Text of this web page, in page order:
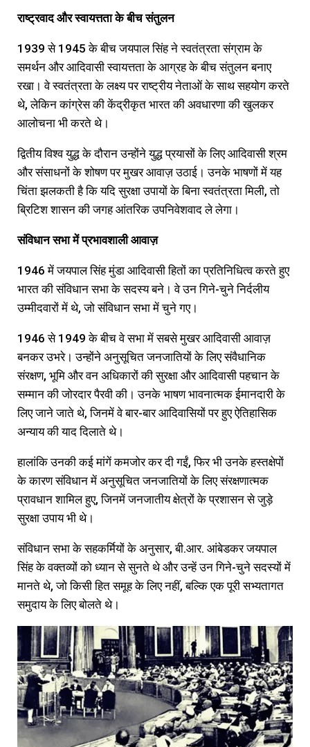
राष्ट्रवादऔरस्वायत्तताकेबीचसंतुलन
1939 से 1945 के बीच जयपाल सिंह ने स्वतंत्रता संग्राम के
समर्थन और आदिवासी स्वायत्तता के आग्रह के बीच संतुलन बनाए
रखा। वे स्वतंत्रता के लक्ष्य पर राष्ट्रीय नेताओं के साथ सहयोग करते
थे, लेकिन कांग्रेस की केंद्रीकृत भारत की अवधारणा की खुलकर
आलोचना भी करते थे।
द्वितीय विश्व युद्ध के दौरान उन्होंने युद्ध प्रयासों के लिए आदिवासी श्रम
और संसाधनों के शोषण पर मुखर आवाज़ उठाई। उनके भाषणों में यह
चिंता झलकती है कि यदि सुरक्षा उपायों के बिना स्वतंत्रता मिली, तो
ब्रिटिश शासन की जगह आंतरिक उपनिवेशवाद ले लेगा।
संविधानसभामेंप्रभावशालीआवाज़
1946 में जयपाल सिंह मुंडा आदिवासी हितों का प्रतिनिधित्व करते हुए
भारत की संविधान सभा के सदस्य बने। वे उन गिने-चुने निर्दलीय
उम्मीदवारों में थे, जो संविधान सभा में चुने गए।
1946 से 1949 के बीच वे सभा में सबसे मुखर आदिवासी आवाज़
बनकर उभरे। उन्होंने अनुसूचित जनजातियों के लिए संवैधानिक
संरक्षण, भूमि और वन अधिकारों की सुरक्षा और आदिवासी पहचान के
सम्मान की जोरदार पैरवी की। उनके भाषण भावनात्मक ईमानदारी के
लिए जाने जाते थे, जिनमें वे बार-बार आदिवासियों पर हुए ऐतिहासिक
अन्याय की याद दिलाते थे।
हालांकि उनकी कई मांगें कमजोर कर दी गईं, फिर भी उनके हस्तक्षेपों
के कारण संविधान में अनुसूचित जनजातियों के लिए संरक्षणात्मक
प्रावधान शामिल हुए, जिनमें जनजातीय क्षेत्रों के प्रशासन से जुड़े
सुरक्षा उपाय भी थे।
संविधान सभा के सहकर्मियों के अनुसार, बी.आर. आंबेडकर जयपाल
सिंह के वक्तव्यों को ध्यान से सुनते थे और उन्हें उन गिने-चुने सदस्यों में
मानते थे, जो किसी हित समूह के लिए नहीं, बल्कि एक पूरी सभ्यतागत
समुदाय के लिए बोलते थे।